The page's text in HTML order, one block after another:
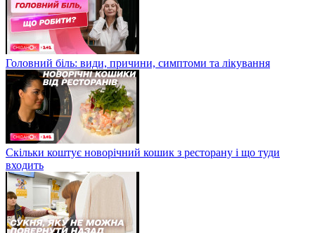
Головний біль: види, причини, симптоми та лікування
Скільки коштує новорічний кошик з ресторану і що туди
входить